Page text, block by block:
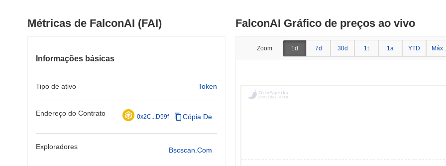
Métricas de FalconAI (FAI)
Informações básicas
Tipo de ativo Token
Endereço do Contrato 0x2C...D59f Cópia De
Exploradores Bscscan.com
FalconAI Gráfico de preços ao vivo
Zoom: 1d 7d 30d 1t 1a YTD Máx .